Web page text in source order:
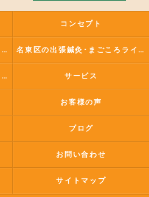
コンセプト
名東区の出張鍼灸･まごころライフ訪問鍼灸マッサージ治療院の口コミ情報 名東区の出張鍼灸･まごころライフ訪問鍼灸マッサージ治療院の評判
名東区の出張鍼灸･まごころライフ訪問鍼灸マッサージ治療院のお客様の声 サービス
お客様の声
ブログ
お問い合わせ
サイトマップ